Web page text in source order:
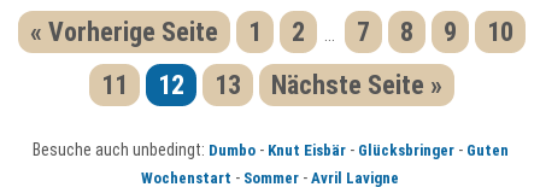
« Vorherige Seite 1 2 ... 7 8 9
10
11
12 13 Nächste Seite »
Besuche auch unbedingt: Dumbo- Knut Eisbär- Glücksbringer- Guten
Wochenstart - Sommer - Avril Lavigne